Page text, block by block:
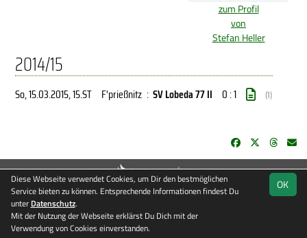
zum Profil
von
Stefan Heller
2014/15
So, 15.03.2015, 15.ST F'prießnitz : SV Lobeda 77 II 0 : 1 (1)
soccero.de
© 2006 - 2026
Besucherstatistik
OK
Diese Webseite verwendet Cookies, um Dir den bestmöglichen
Service bieten zu können. Entsprechende Informationen findest Du
unter Datenschutz.
Mit der Nutzung der Webseite erklärst Du Dich mit der
Verwendung von Cookies einverstanden.